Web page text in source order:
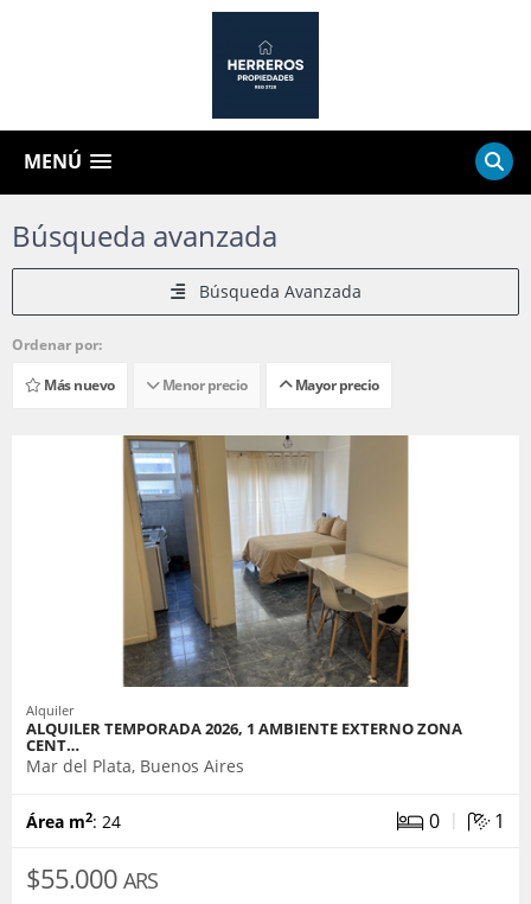
MENÚ
Búsqueda avanzada
Búsqueda Avanzada
Ordenar por:
Más nuevo
Menor precio Mayor precio
Alquiler
ALQUILER TEMPORADA 2026, 1 AMBIENTE EXTERNO ZONA
CENT…
Mar del Plata, Buenos Aires
Área m2: 24 0 | 1
$55.000 ARS